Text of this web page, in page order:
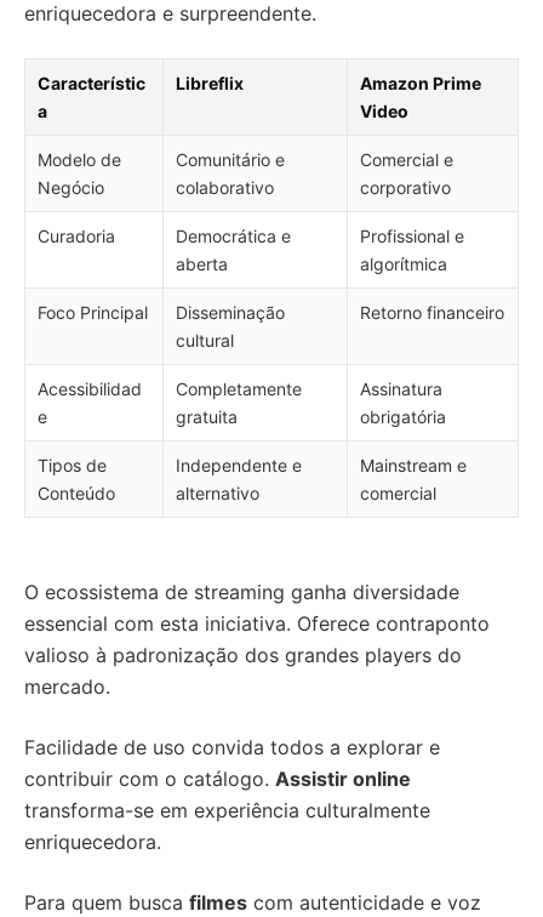
enriquecedora e surpreendente.
Característic
a
Libreflix
Amazon Prime
Video
Modelo de
Negócio
Comunitário e
colaborativo
Comercial e
corporativo
Curadoria
Democrática e
aberta
Profissional e
algorítmica
Foco Principal
Disseminação
cultural
Retorno financeiro
Acessibilidad
e
Completamente
gratuita
Assinatura
obrigatória
Tipos de
Conteúdo
Independente e
alternativo
Mainstream e
comercial
O ecossistema de streaming ganha diversidade
essencial com esta iniciativa. Oferece contraponto
valioso à padronização dos grandes players do
mercado.
Facilidade de uso convida todos a explorar e
contribuir com o catálogo. Assistir online
transforma-se em experiência culturalmente
enriquecedora.
Para quem busca filmes com autenticidade e voz